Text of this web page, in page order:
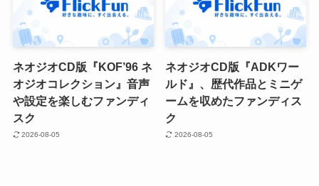
ネオジオCD版『KOF’96 ネ
オジオコレクション』音声
や設定を楽しむファンディ
スク
2026-08-05
ネオジオCD版『ADKワー
ルド』、歴代作品とミニゲ
ームを収めたファンディス
ク
2026-08-05